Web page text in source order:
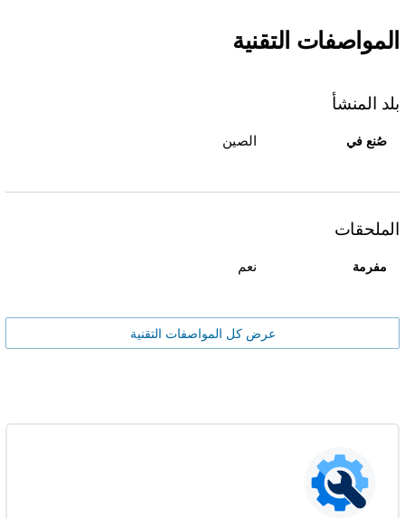
المواصفات التقنية
بلد المنشأ
صُنع في الصين
الملحقات
مفرمة نعم
عرض كل المواصفات التقنية